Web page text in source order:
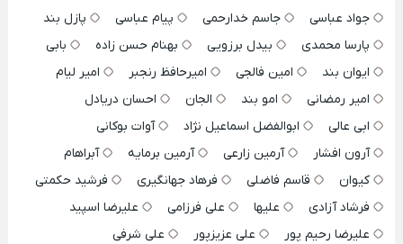
جواد عباسی جاسم خدارحمی پیام عباسی
پازل بند
پارسا محمدی
بیدل برزویی بهنام حسن زاده
بابی
ایوان بند
امین فالجی امیرحافظ رنجبر
امیر لیام
امیر رمضانی
امو بند الجان
احسان دریادل
ابی عالی
ابوالفضل اسماعیل نژاد
آوات بوکانی
آرون افشار
آرمین زارعی آرمین برمایه
آبراهام
کیوان
قاسم فاضلی فرهاد جهانگیری
فرشید حکمتی
فرشاد آزادی
علیها علی فرزامی
علیرضا اسپید
علیرضا رحیم پور
علی عزیزپور
علی شرفی